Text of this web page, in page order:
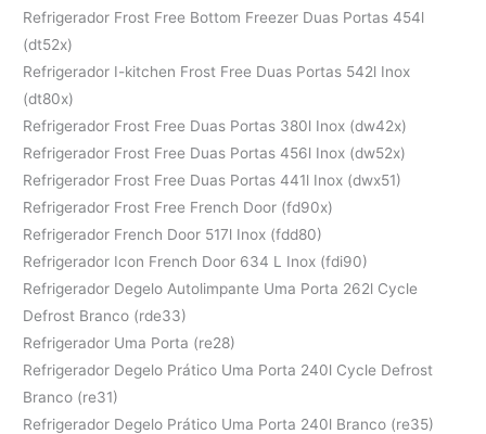
Refrigerador Frost Free Bottom Freezer Duas Portas 454l
(dt52x)
Refrigerador I-kitchen Frost Free Duas Portas 542l Inox
(dt80x)
Refrigerador Frost Free Duas Portas 380l Inox (dw42x)
Refrigerador Frost Free Duas Portas 456l Inox (dw52x)
Refrigerador Frost Free Duas Portas 441l Inox (dwx51)
Refrigerador Frost Free French Door (fd90x)
Refrigerador French Door 517l Inox (fdd80)
Refrigerador Icon French Door 634 L Inox (fdi90)
Refrigerador Degelo Autolimpante Uma Porta 262l Cycle
Defrost Branco (rde33)
Refrigerador Uma Porta (re28)
Refrigerador Degelo Prático Uma Porta 240l Cycle Defrost
Branco (re31)
Refrigerador Degelo Prático Uma Porta 240l Branco (re35)